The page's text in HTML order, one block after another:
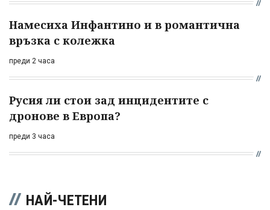
Намесиха Инфантино и в романтична
връзка с колежка
преди 2 часа
Русия ли стои зад инцидентите с
дронове в Европа?
преди 3 часа
НАЙ-ЧЕТЕНИ